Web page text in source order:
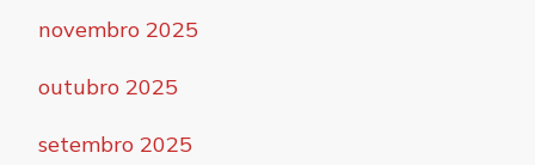
novembro 2025
outubro 2025
setembro 2025